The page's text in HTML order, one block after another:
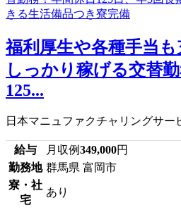
福利厚生や各種手当
しっかり稼げる交替
125...
日本マニュファクチャリングサー
給与 月収例349,000円
勤務地 群馬県 富岡市
寮・社
宅
あり